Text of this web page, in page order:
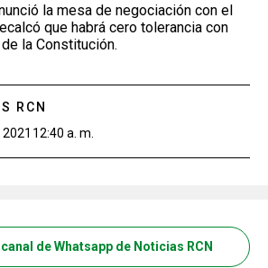
la mesa de negociación con el
que habrá cero tolerancia con
la Constitución.
RCN
12:40 a. m.
de Whatsapp de Noticias RCN